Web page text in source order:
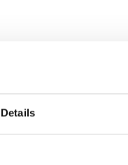
Details